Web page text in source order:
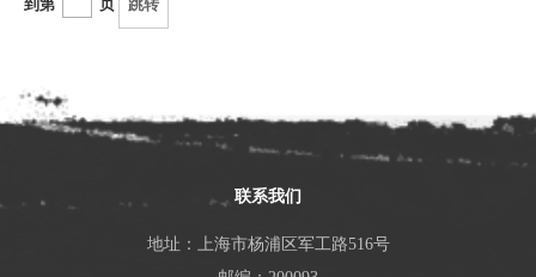
石，也是整个学校的奠基石。”思晏堂奠基礼1908年末，思晏堂落
学记》 一文，其中有一段专门描写当时的思晏堂：思晏堂面南背
北，高凡四层。其前有台，以思晏堂三字缀其上。堂之下层，中设
到第 页 跳转
联系我们
地址：上海市杨浦区军工路516号